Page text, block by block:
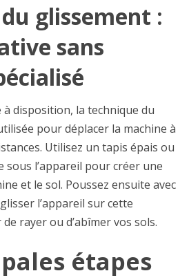
glissement :
sans
disposition, la technique du
pour déplacer la machine à
Utilisez un tapis épais ou
l’appareil pour créer une
et le sol. Poussez ensuite avec
l’appareil sur cette
rayer ou d’abîmer vos sols.
étapes